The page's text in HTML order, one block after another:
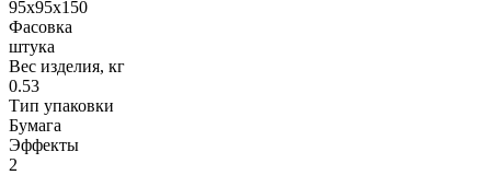
95х95х150
Фасовка
штука
Вес изделия, кг
0.53
Тип упаковки
Бумага
Эффекты
2